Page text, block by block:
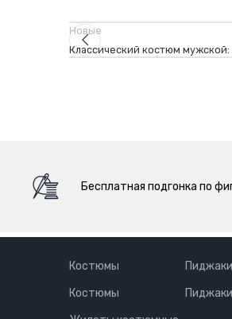
Новые
Классический костюм
Бесплатная подгонка по
Костюмы
Костюмы
Пиджаки
Пиджаки